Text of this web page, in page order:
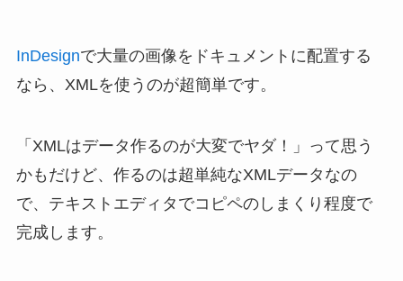
InDesignで大量の画像をドキュメントに配置する
なら、XMLを使うのが超簡単です。
「XMLはデータ作るのが大変でヤダ！」って思う
かもだけど、作るのは超単純なXMLデータなの
で、テキストエディタでコピペのしまくり程度で
完成します。